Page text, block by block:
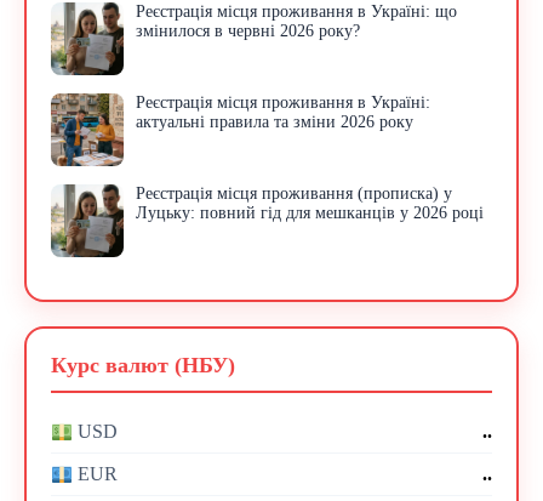
Реєстрація місця проживання в Україні: що
змінилося в червні 2026 року?
Реєстрація місця проживання в Україні:
актуальні правила та зміни 2026 року
Реєстрація місця проживання (прописка) у
Луцьку: повний гід для мешканців у 2026 році
Курс валют (НБУ)
USD ..
EUR ..